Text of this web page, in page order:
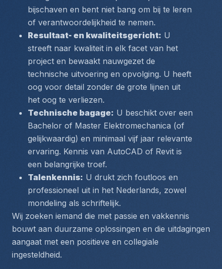
bijschaven en bent niet bang om bij te leren
of verantwoordelijkheid te nemen.
Resultaat- en kwaliteitsgericht: U
streeft naar kwaliteit in elk facet van het
project en bewaakt nauwgezet de
technische uitvoering en opvolging. U heeft
oog voor detail zonder de grote lijnen uit
het oog te verliezen.
Technische bagage: U beschikt over een
Bachelor of Master Elektromechanica (of
gelijkwaardig) en minimaal vijf jaar relevante
ervaring. Kennis van AutoCAD of Revit is
een belangrijke troef.
Talenkennis: U drukt zich foutloos en
professioneel uit in het Nederlands, zowel
mondeling als schriftelijk.
Wij zoeken iemand die met passie en vakkennis
bouwt aan duurzame oplossingen en die uitdagingen
aangaat met een positieve en collegiale
ingesteldheid.